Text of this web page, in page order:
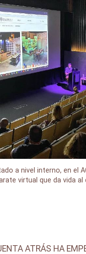
a nivel interno, en el
virtual que da vida
ATRÁS HA